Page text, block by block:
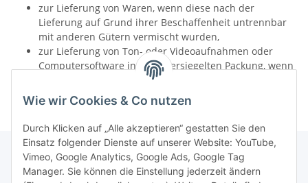
Wie wir Cookies & Co nutzen
Durch Klicken auf „Alle akzeptieren“ gestatten Sie den
Einsatz folgender Dienste auf unserer Website: YouTube,
Vimeo, Google Analytics, Google Ads, Google Tag
Manager. Sie können die Einstellung jederzeit ändern
zur Lieferung von Waren, wenn diese nach der
Lieferung auf Grund ihrer Beschaffenheit untrennbar
mit anderen Gütern vermischt wurden,
zur Lieferung von Ton- oder Videoaufnahmen oder
Computersoftware in einer versiegelten Packung, wenn
die Versiegelung nach der Lieferung entfernt wurde.